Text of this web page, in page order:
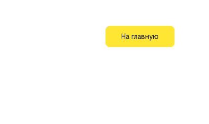
На главную